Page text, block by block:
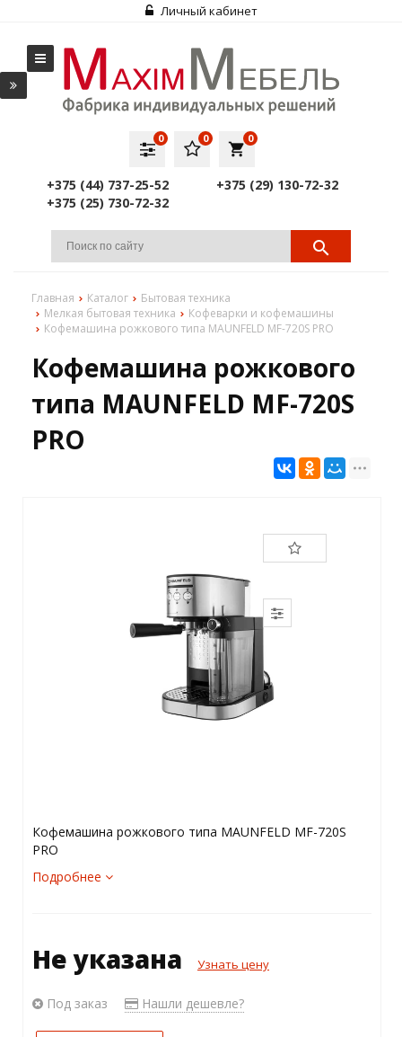
Личный кабинет
local_grocery_store
0
0
0
+375 (44) 737-25-52
+375 (29) 130-72-32
+375 (25) 730-72-32
Главная Каталог
Бытовая техника
Мелкая бытовая техника
Кофеварки и кофемашины
Кофемашина рожкового типа MAUNFELD MF-720S PRO
Кофемашина рожкового
типа MAUNFELD MF-720S
PRO
Кофемашина рожкового типа MAUNFELD MF-720S
PRO
Подробнее
Не указана Узнать цену
Под заказ Нашли дешевле?